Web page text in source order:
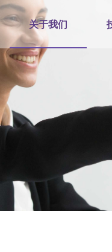
关于我们